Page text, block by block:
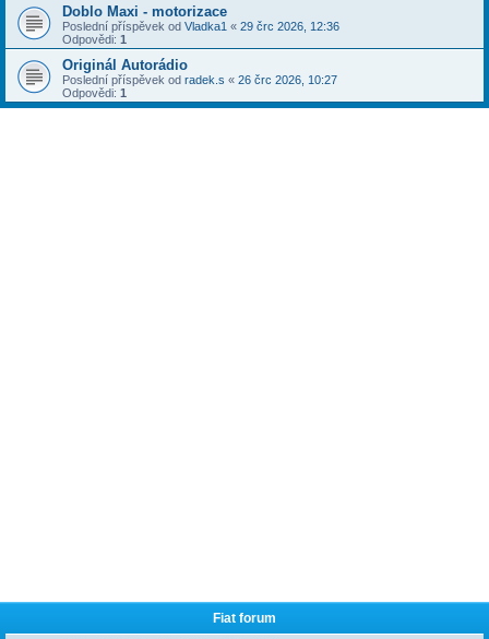
Doblo Maxi - motorizace
Poslední příspěvek od Vladka1 « 29 črc 2026, 12:36
Odpovědi: 1
Originál Autorádio
Poslední příspěvek od radek.s « 26 črc 2026, 10:27
Odpovědi: 1
Fiat forum